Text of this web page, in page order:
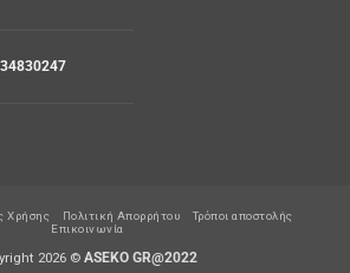
Χρήσης Πολιτική Απορρήτου
Τρόποι αποστολής
Επικοινωνία
2026 © ASEKO GR@2022